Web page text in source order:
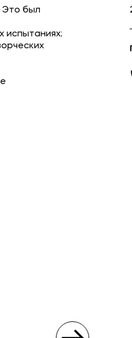
Это был
испытаниях;